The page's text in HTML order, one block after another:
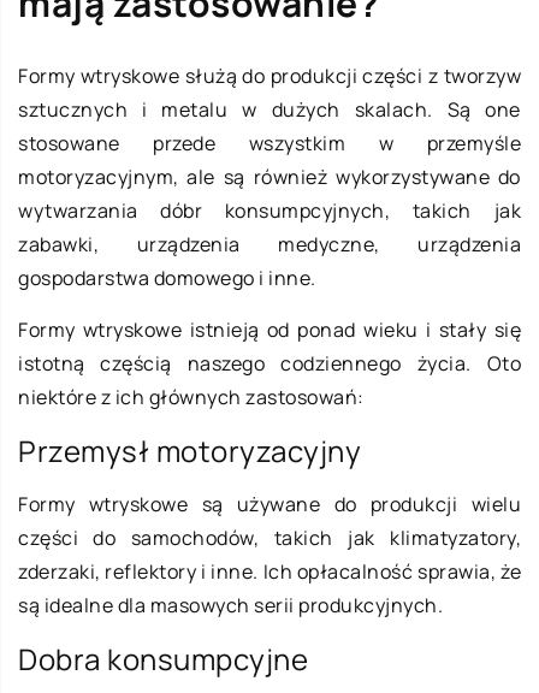
Formy wtryskowe służą do produkcji części z tworzyw
sztucznych i metalu w dużych skalach. Są one
stosowane przede wszystkim w przemyśle
motoryzacyjnym, ale są również wykorzystywane do
wytwarzania dóbr konsumpcyjnych, takich jak
zabawki, urządzenia medyczne, urządzenia
gospodarstwa domowego i inne.
Formy wtryskowe istnieją od ponad wieku i stały się
istotną częścią naszego codziennego życia. Oto
niektóre z ich głównych zastosowań:
Przemysł motoryzacyjny
Formy wtryskowe są używane do produkcji wielu
części do samochodów, takich jak klimatyzatory,
zderzaki, reflektory i inne. Ich opłacalność sprawia, że
są idealne dla masowych serii produkcyjnych.
Dobra konsumpcyjne